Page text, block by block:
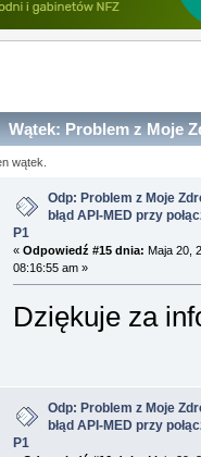
Wątek: Problem z Moje
6435 razy)
wątek.
Odp: Problem z Moje
błąd API-MED przy
P1
« Odpowiedź #15 dnia: Maja 20,
08:16:55 am »
Dziękuje za
Odp: Problem z Moje
błąd API-MED przy
P1